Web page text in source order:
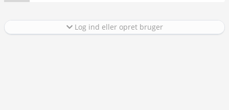
Log ind eller opret bruger